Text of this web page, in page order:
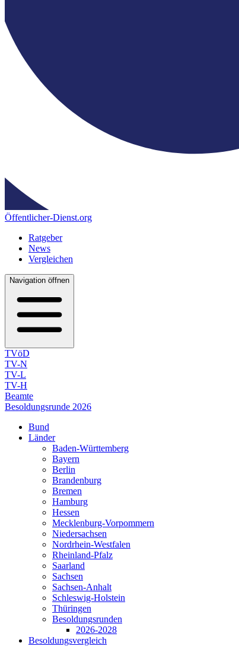
Öffentlicher-Dienst.org
Ratgeber
News
Vergleichen
Navigation öffnen
TVöD
TV-N
TV-L
TV-H
Beamte
Besoldungsrunde 2026
Bund
Länder
Baden-Württemberg
Bayern
Berlin
Brandenburg
Bremen
Hamburg
Hessen
Mecklenburg-Vorpommern
Niedersachsen
Nordrhein-Westfalen
Rheinland-Pfalz
Saarland
Sachsen
Sachsen-Anhalt
Schleswig-Holstein
Thüringen
Besoldungsrunden
2026-2028
Besoldungsvergleich